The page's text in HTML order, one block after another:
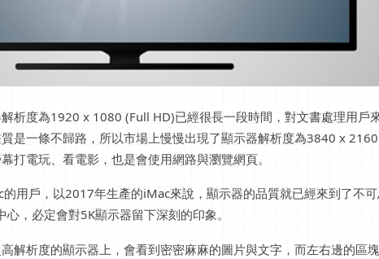
析度為1920 x 1080 (Full HD)已經很長一段時間，對文書處理用戶
是一條不歸路，所以市場上慢慢出現了顯示器解析度為3840 x
打電玩、看電影，也是會使用網路與瀏覽網頁。
用戶，以2017年生產的iMac來說，顯示器的品質就已經來到了不
，必定會對5K顯示器留下深刻的印象。
解析度的顯示器上，會看到密密麻麻的圖片與文字，而左右邊的區